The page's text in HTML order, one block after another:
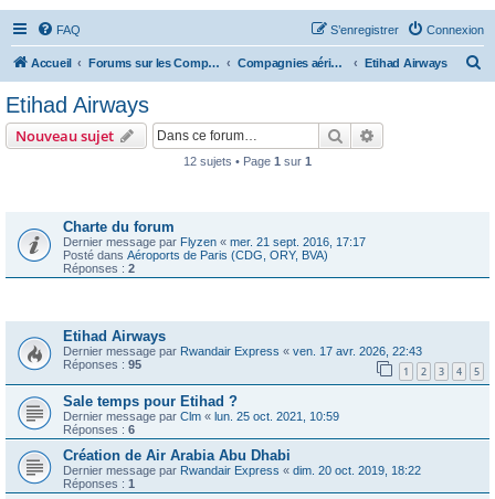
FAQ Connexion
S’enregistrer
Accueil Forums sur les Compagnies Aériennes Compagnies aériennes d'Afrique et du Moyen Orient Etihad Airways
Etihad Airways
Nouveau sujet Rechercher
12 sujets • Page 1 sur 1
Charte du forum
Dernier message par Flyzen « mer. 21 sept. 2016, 17:17
Posté dans Aéroports de Paris (CDG, ORY, BVA)
Réponses : 2
Etihad Airways
Dernier message par Rwandair Express « ven. 17 avr. 2026, 22:43
Réponses : 95 1 2 3 4 5
Sale temps pour Etihad ?
Dernier message par Clm « lun. 25 oct. 2021, 10:59
Réponses : 6
Création de Air Arabia Abu Dhabi
Dernier message par Rwandair Express « dim. 20 oct. 2019, 18:22
Réponses : 1